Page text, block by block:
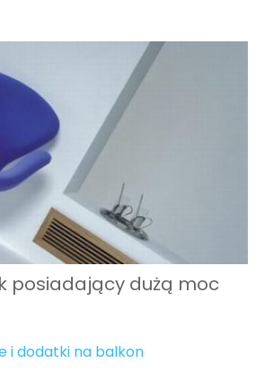
posiadający dużą moc